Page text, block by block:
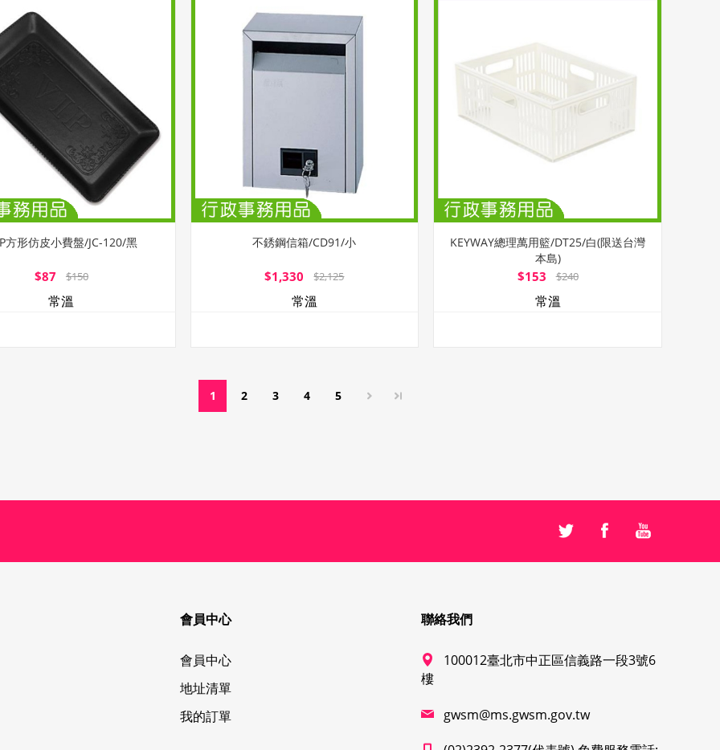
方形仿皮小費盤/JC-120/黑
$87 $150
常溫
不銹鋼信箱/CD91/小
$1,330 $2,125
常溫
KEYWAY總理萬用籃/DT25/白(限送台灣
本島)
$153 $240
常溫
1 2 3 4 5
會員中心
會員中心
地址清單
我的訂單
聯絡我們
100012臺北市中正區信義路一段3號6
樓
gwsm@ms.gwsm.gov.tw